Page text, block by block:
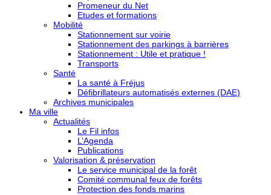
Promeneur du Net
Etudes et formations
Mobilité
Stationnement sur voirie
Stationnement des parkings à barrières
Stationnement : Utile et pratique !
Transports
Santé
La santé à Fréjus
Défibrillateurs automatisés externes (DAE)
Archives municipales
Ma ville
Actualités
Le Fil infos
L’Agenda
Publications
Valorisation & préservation
Le service municipal de la forêt
Comité communal feux de forêts
Protection des fonds marins